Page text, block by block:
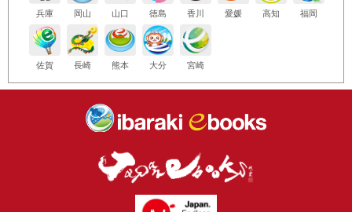
兵庫 岡山 山口 徳島 香川 愛媛 高知 福岡
佐賀 長崎 熊本 大分 宮崎